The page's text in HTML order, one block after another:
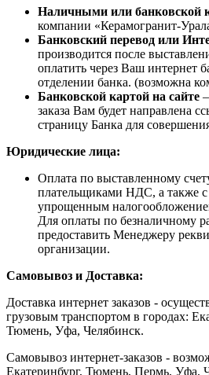
Наличными или банковской
компании «Керамогранит-
Банковский перевод или
производится после
оплатить через Ваш интернет
отделении банка. (возможна
Банковской картой на сайте
заказа Вам будет направлена
страницу Банка для
Юридические лица:
Оплата по выставленному
плательщиками НДС, а также
упрощенным
Для оплаты по безналичному
предоставить Менеджеру
организации.
Самовывоз и Доставка:
Доставка интернет заказов -
грузовым транспортом в городах:
Тюмень, Уфа, Челябинск.
Самовывоз интернет-заказов -
Екатеринбург, Тюмень, Пермь, Уфа,